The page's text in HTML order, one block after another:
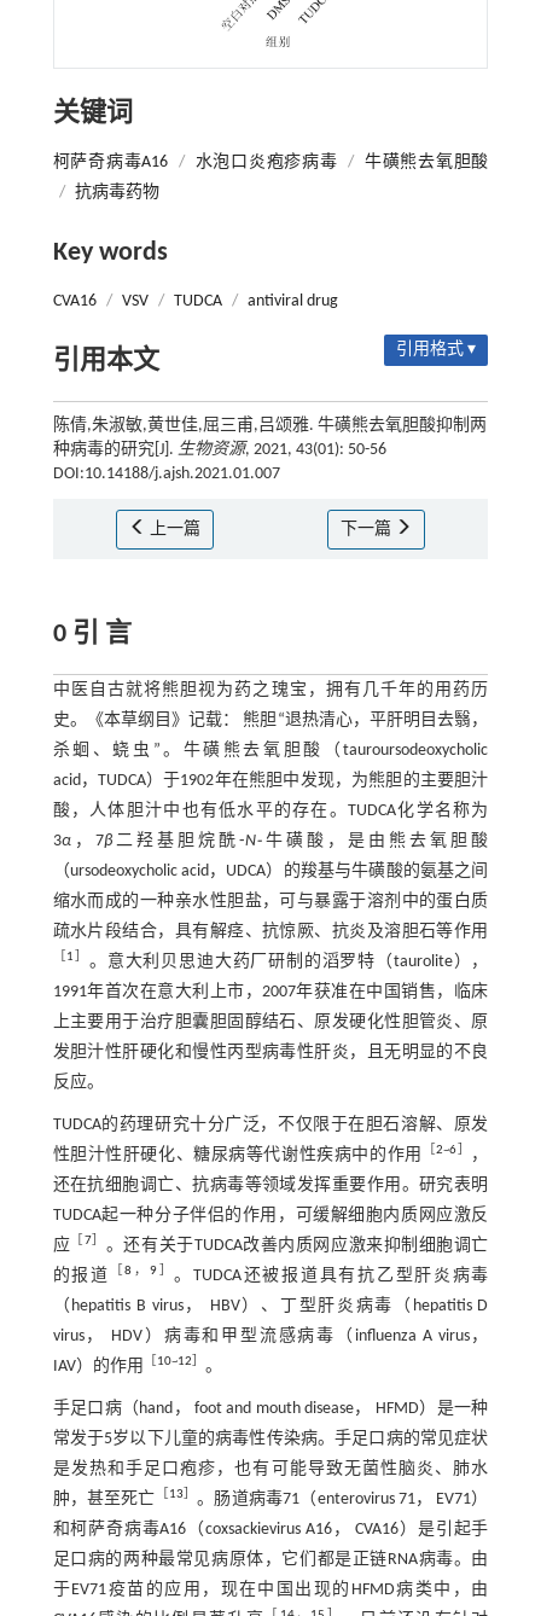
关键词
柯萨奇病毒A16 / 水泡口炎疱疹病毒 /
牛磺熊去氧胆酸
/ 抗病毒药物
Key words
CVA16 / VSV / TUDCA / antiviral drug
引用本文 引用格式 ▾
陈倩,朱淑敏,黄世佳,屈三甫,吕颂雅. 牛磺熊去氧胆酸抑制两
种病毒的研究[J]. 生物资源, 2021, 43(01): 50-56
DOI:10.14188/j.ajsh.2021.01.007
上一篇 下一篇
0 引 言
中医自古就将熊胆视为药之瑰宝，拥有几千年的用药历
史。《本草纲目》记载： 熊胆“退热清心，平肝明目去翳，
杀蛔、蛲虫”。牛磺熊去氧胆酸（tauroursodeoxycholic
acid，TUDCA）于1902年在熊胆中发现，为熊胆的主要胆汁
酸，人体胆汁中也有低水平的存在。TUDCA化学名称为
3α，7β二羟基胆烷酰⁃N⁃牛磺酸，是由熊去氧胆酸
（ursodeoxycholic acid，UDCA）的羧基与牛磺酸的氨基之间
缩水而成的一种亲水性胆盐，可与暴露于溶剂中的蛋白质
疏水片段结合，具有解痉、抗惊厥、抗炎及溶胆石等作用
1
。意大利贝思迪大药厂研制的滔罗特（taurolite），
1991年首次在意大利上市，2007年获准在中国销售，临床
上主要用于治疗胆囊胆固醇结石、原发硬化性胆管炎、原
发胆汁性肝硬化和慢性丙型病毒性肝炎，且无明显的不良
反应。
TUDCA的药理研究十分广泛，不仅限于在胆石溶解、原发
性胆汁性肝硬化、糖尿病等代谢性疾病中的作用
［2~6
，
还在抗细胞调亡、抗病毒等领域发挥重要作用。研究表明
TUDCA起一种分子伴侣的作用，可缓解细胞内质网应激反
应
7］ 。还有关于TUDCA改善内质网应激来抑制细胞调亡
的报道
［8 ， 9］ 。TUDCA还被报道具有抗乙型肝炎病毒
（hepatitis B virus， HBV）、丁型肝炎病毒（hepatitis D
virus， HDV）病毒和甲型流感病毒（influenza A virus，
IAV）的作用
10~12 。
手足口病（hand， foot and mouth disease， HFMD）是一种
常发于5岁以下儿童的病毒性传染病。手足口病的常见症状
是发热和手足口疱疹，也有可能导致无菌性脑炎、肺水
肿，甚至死亡
13
。肠道病毒71（enterovirus 71， EV71）
和柯萨奇病毒A16（coxsackievirus A16， CVA16）是引起手
足口病的两种最常见病原体，它们都是正链RNA病毒。由
于EV71疫苗的应用，现在中国出现的HFMD病类中，由